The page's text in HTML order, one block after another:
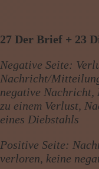
27 Der Brief + 23
Negative Seite:
Nachricht/
negative
zu einem Verlust,
eines Diebstahls
Positive Seite:
verloren, keine